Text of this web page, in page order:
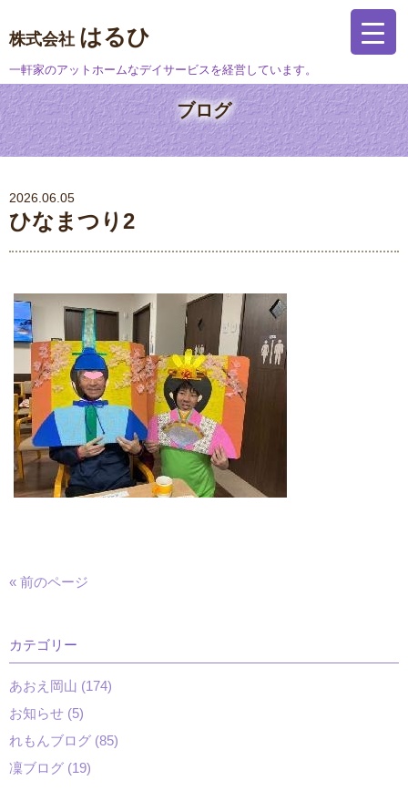
株式会社 はるひ
一軒家のアットホームなデイサービスを経営しています。
ブログ
2026.06.05
ひなまつり2
« 前のページ
カテゴリー
あおえ岡山 (174)
お知らせ (5)
れもんブログ (85)
凜ブログ (19)